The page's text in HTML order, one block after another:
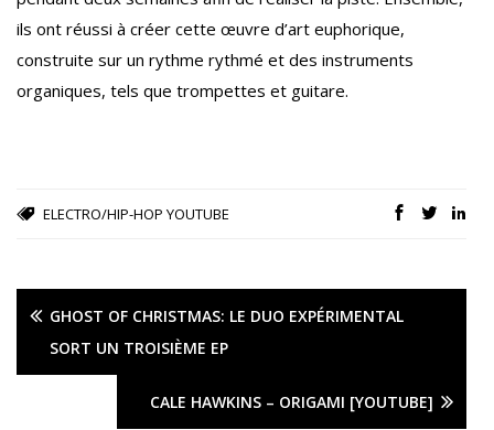
ils ont réussi à créer cette œuvre d’art euphorique,
construite sur un rythme rythmé et des instruments
organiques, tels que trompettes et guitare.
ELECTRO/HIP-HOP YOUTUBE
GHOST OF CHRISTMAS: LE DUO EXPÉRIMENTAL
SORT UN TROISIÈME EP
CALE HAWKINS – ORIGAMI [YOUTUBE]